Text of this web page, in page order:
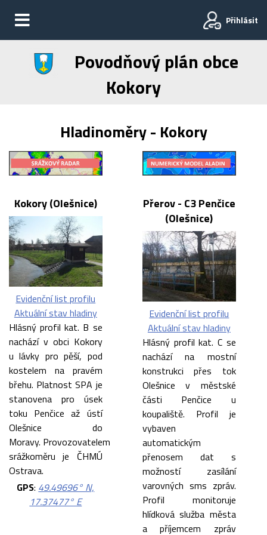
Přihlásit
Povodňový plán obce
Kokory
Hladinoměry - Kokory
Kokory (Olešnice)
Evidenční list profilu
Aktuální stav hladiny
Hlásný profil kat. B se
nachází v obci Kokory
u lávky pro pěší, pod
kostelem na pravém
břehu. Platnost SPA je
stanovena pro úsek
toku Penčice až ústí
Olešnice do
Moravy. Provozovatelem
srážkoměru je ČHMÚ
Ostrava.
GPS: 49.49696° N,
17.37477° E
Přerov - C3 Penčice
(Olešnice)
Evidenční list profilu
Aktuální stav hladiny
Hlásný profil kat. C se
nachází na mostní
konstrukci přes tok
Olešnice v městské
části Penčice u
koupaliště. Profil je
vybaven
automatickým
přenosem dat s
možností zasílání
varovných sms zpráv.
Profil monitoruje
hlídková služba města
a příjemcem zpráv